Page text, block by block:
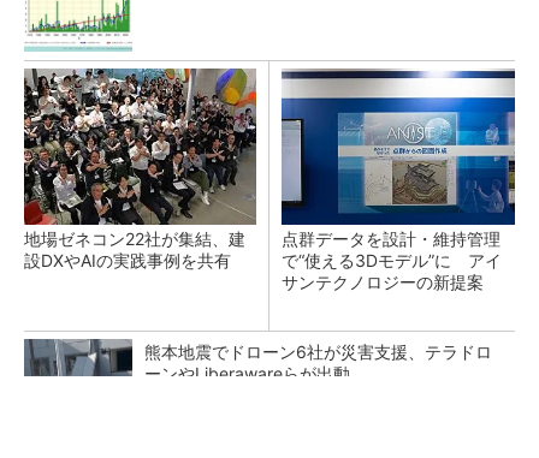
地場ゼネコン22社が集結、建
設DXやAIの実践事例を共有
点群データを設計・維持管理
で“使える3Dモデル”に アイ
サンテクノロジーの新提案
熊本地震でドローン6社が災害支援、テラドロ
ーンやLiberawareらが出動